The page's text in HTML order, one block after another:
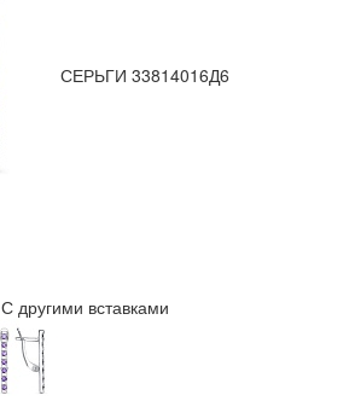
СЕРЬГИ 33814016Д6
С другими вставками